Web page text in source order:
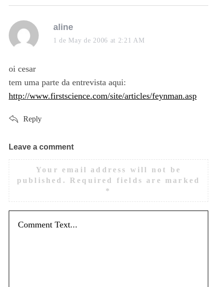
s
a
:
aline
1 de May de 2006 at 2:21 AM
oi cesar
tem uma parte da entrevista aqui:
http://www.firstscience.com/site/articles/feynman.asp
Reply
L
e
a
v
e
Leave a comment
Your email address will not be
published.
Required fields are marked
*
a